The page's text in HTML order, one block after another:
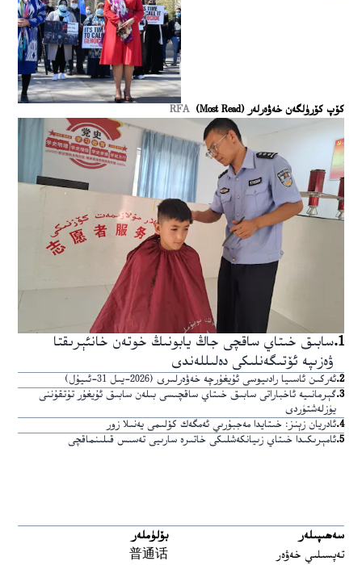
كۆپ كۆرۈلگەن خەۋەرلەر (Most Read) RFA
1
.سابىق خىتاي ساقچى جاڭ يابونىڭ خوتەن خانئېرىقتا
ۋەزىپە ئۆتىگەنلىكى دەلىللەندى
2
.ئەركىن ئاسىيا رادىيوسى ئۇيغۇرچە خەۋەرلىرى (2026-يىل 31-ئىيۇل)
3
.گېرمانىيە ئاخباراتى سابىق خىتاي ساقچىسى بىلەن سابىق ئۇيغۇر تۇتقۇننى
يۈزلەشتۈردى
4
.ئادريان زېنز: خىتايدا مەجبۇرىي ئەمگەك كۆلىمى يەنىلا زور
5
.ئامېرىكىدا خىتاي زىيانكەشلىكى خاتىرە سارىيى تەسىس قىلىنماقچى
سەھىپىلەر
تەپسىلىي خەۋەر
بۆلۈملەر
普通话